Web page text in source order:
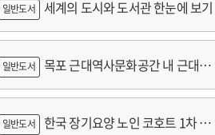
일반도서 세계의 도시와 도서관 한눈에 보기
일반도서 목포 근대역사문화공간 내 근대건
문화재 기록화보고서
일반도서 한국 장기요양 노인 코호트 1차 추